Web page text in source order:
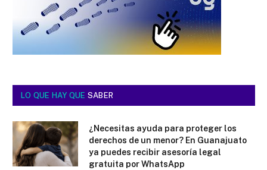
LO QUE HAY QUE SABER
¿Necesitas ayuda para proteger los
derechos de un menor? En Guanajuato
ya puedes recibir asesoría legal
gratuita por WhatsApp